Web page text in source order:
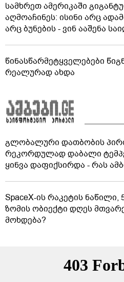
სამხრეთ ამერიკაში
აღმოაჩინეს: ისინი არც
არც ბუნების - ვინ ააშენა
წინასწარმეტყველებები
რეალურად ახდა
გლობალური დათბობის
რეკორდულად დაბალი
ყინვა დაფიქსირდა - რას
SpaceX-ის რაკეტის
ზომის ობიექტი დღეს
მოხდება?